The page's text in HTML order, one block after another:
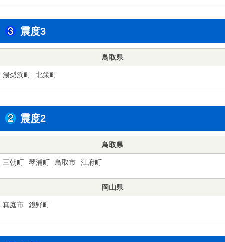
震度3
鳥取県
湯梨浜町 北栄町
震度2
鳥取県
三朝町 琴浦町 鳥取市 江府町
岡山県
真庭市 鏡野町